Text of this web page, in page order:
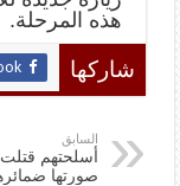
هذه المرحلة.
شاركها
السابق
أسلحتهم
صورتها